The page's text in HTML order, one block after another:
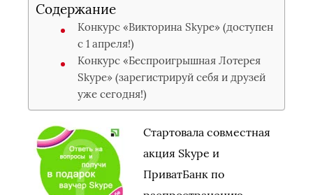
Содержание
Конкурс «Викторина Skype» (доступен
с 1 апреля!)
Конкурс «Беспроигрышная Лотерея
Skype» (зарегистрируй себя и друзей
уже сегодня!)
Стартовала совместная
акция Skype и
ПриватБанк по